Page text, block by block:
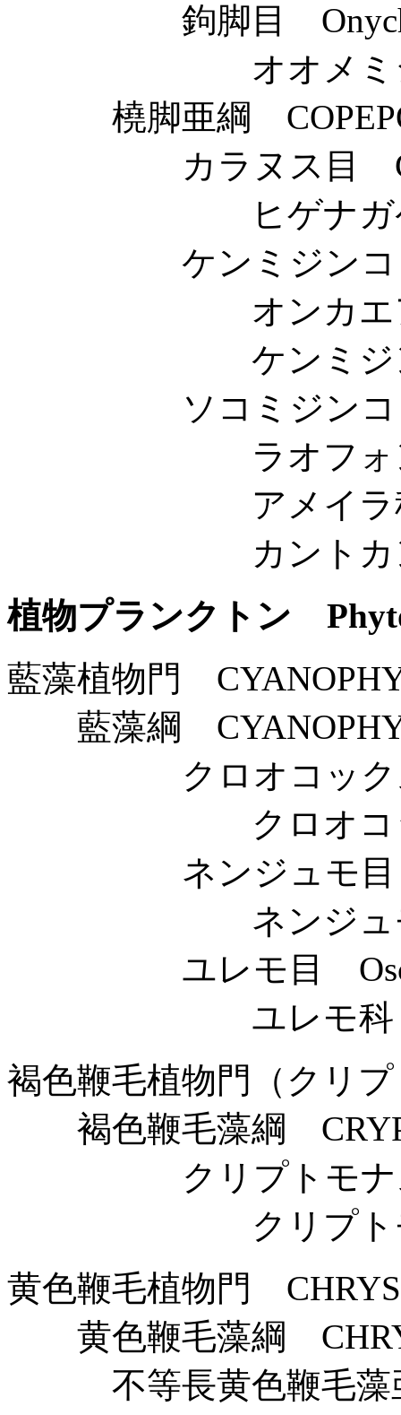
鉤脚目
オオメミジンコ
橈脚亜綱
カラヌス目
ヒゲナガケンミ
ケンミジンコ目
オンカエア科
ケンミジンコ
ソコミジンコ目
ラオフォンテ
アメイラ科
カントカンプタ
植物プランクトン
藍藻植物門
藍藻綱
クロオコックス
クロオコックス
ネンジュモ目
ネンジュモ科
ユレモ目
ユレモ科
褐色鞭毛植物門（クリ
褐色鞭毛藻綱
クリプトモナス
クリプトモナス
黄色鞭毛植物門
黄色鞭毛藻綱
不等長黄色鞭毛